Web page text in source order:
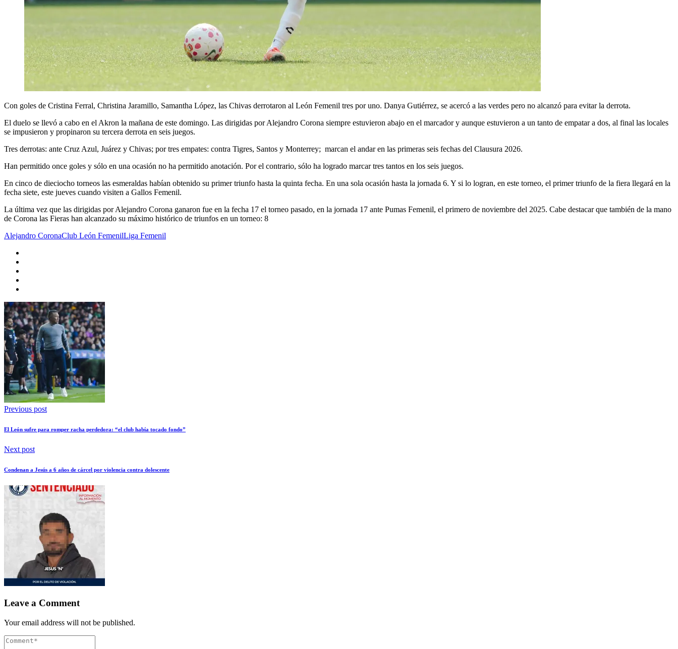
Con goles de Cristina Ferral, Christina Jaramillo, Samantha López, las Chivas derrotaron al León Femenil tres por uno. Danya Gutiérrez, se acercó a las verdes pero no alcanzó para evitar la derrota.
El duelo se llevó a cabo en el Akron la mañana de este domingo. Las dirigidas por Alejandro Corona siempre estuvieron abajo en el marcador y aunque estuvieron a un tanto de empatar a dos, al final las locales
se impusieron y propinaron su tercera derrota en seis juegos.
Tres derrotas: ante Cruz Azul, Juárez y Chivas; por tres empates: contra Tigres, Santos y Monterrey; marcan el andar en las primeras seis fechas del Clausura 2026.
Han permitido once goles y sólo en una ocasión no ha permitido anotación. Por el contrario, sólo ha logrado marcar tres tantos en los seis juegos.
En cinco de dieciocho torneos las esmeraldas habían obtenido su primer triunfo hasta la quinta fecha. En una sola ocasión hasta la jornada 6. Y si lo logran, en este torneo, el primer triunfo de la fiera llegará en la
fecha siete, este jueves cuando visiten a Gallos Femenil.
La última vez que las dirigidas por Alejandro Corona ganaron fue en la fecha 17 el torneo pasado, en la jornada 17 ante Pumas Femenil, el primero de noviembre del 2025. Cabe destacar que también de la mano
de Corona las Fieras han alcanzado su máximo histórico de triunfos en un torneo: 8
Alejandro CoronaClub León FemenilLiga Femenil
Previous post
El León sufre para romper racha perdedora: “el club había tocado fondo”
Next post
Condenan a Jesús a 6 años de cárcel por violencia contra dolescente
Leave a Comment
Your email address will not be published.